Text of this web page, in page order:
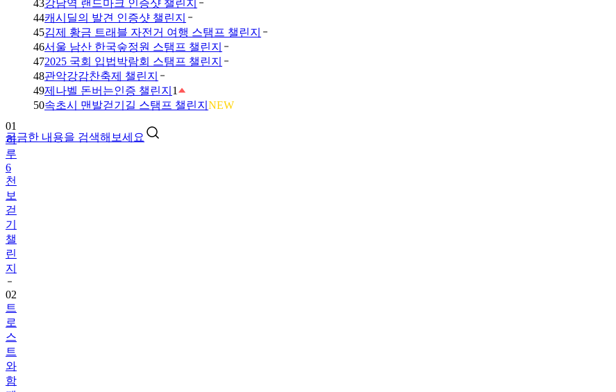
43강남역 랜드마크 인증샷 챌린지
44캐시딜의 발견 인증샷 챌린지
45김제 황금 트래블 자전거 여행 스탬프 챌린지
46서울 남산 한국숲정원 스탬프 챌린지
472025 국회 입법박람회 스탬프 챌린지
48관악강감찬축제 챌린지
49제나벨 돈버는인증 챌린지 1
50속초시 맨발걷기길 스탬프 챌린지 NEW
궁금한 내용을 검색해보세요
루
6
천
보
걷
기
챌
린
지
02
트
로
스
트
와
함
께
하